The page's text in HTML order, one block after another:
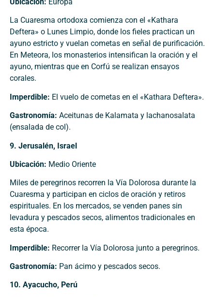
La Cuaresma ortodoxa comienza con el «Kathara
Deftera» o Lunes Limpio, donde los fieles practican un
ayuno estricto y vuelan cometas en señal de purificación.
En Meteora, los monasterios intensifican la oración y el
ayuno, mientras que en Corfú se realizan ensayos
corales.
Imperdible: El vuelo de cometas en el «Kathara Deftera».
Gastronomía: Aceitunas de Kalamata y lachanosalata
(ensalada de col).
9. Jerusalén, Israel
Ubicación: Medio Oriente
Miles de peregrinos recorren la Vía Dolorosa durante la
Cuaresma y participan en ciclos de oración y retiros
espirituales. En los mercados, se venden panes sin
levadura y pescados secos, alimentos tradicionales en
esta época.
Imperdible: Recorrer la Vía Dolorosa junto a peregrinos.
Gastronomía: Pan ácimo y pescados secos.
10. Ayacucho, Perú